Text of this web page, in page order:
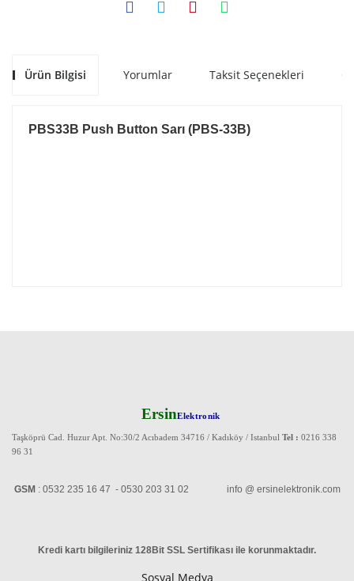
Ürün Bilgisi Yorumlar Taksit Seçenekleri
PBS33B Push Button Sarı (PBS-33B)
ErsinElektronik
Taşköprü Cad. Huzur Apt. No:30/2 Acıbadem 34716 / Kadıköy / Istanbul Tel : 0216 338
96 31
GSM : 0532 235 16 47 - 0530 203 31 02 info @ ersinelektronik.com
Kredi kartı bilgileriniz 128Bit SSL Sertifikası ile korunmaktadır.
Sosyal Medya